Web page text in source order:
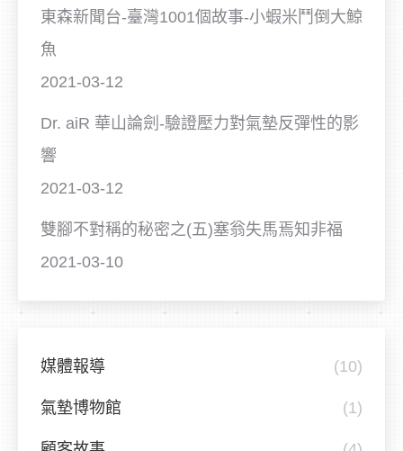
東森新聞台-臺灣1001個故事-小蝦米鬥倒大鯨
魚
2021-03-12
Dr. aiR 華山論劍-驗證壓力對氣墊反彈性的影
響
2021-03-12
雙腳不對稱的秘密之(五)塞翁失馬焉知非福
2021-03-10
媒體報導 (10)
氣墊博物館 (1)